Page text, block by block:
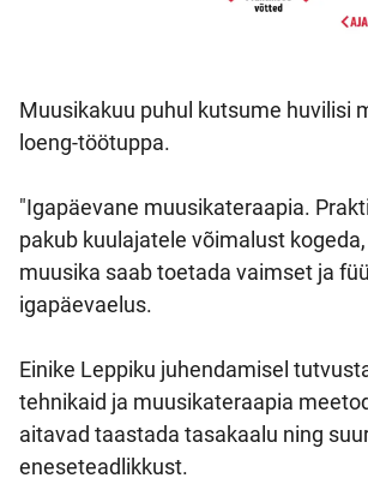
Muusikakuu puhul kutsume huvilisi
loeng-töötuppa.
"Igapäevane muusikateraapia.
pakub kuulajatele võimalust
muusika saab toetada vaimset ja
igapäevaelus.
Einike Leppiku juhendamisel
tehnikaid ja muusikateraapia
aitavad taastada tasakaalu ning
eneseteadlikkust.